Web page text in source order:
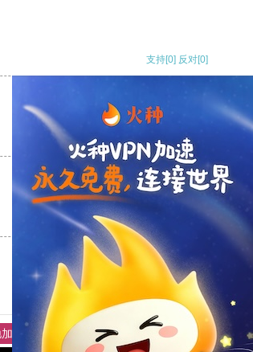
支持[0] 反对[0]
支持 反对
[0]
速器
旋风加速器